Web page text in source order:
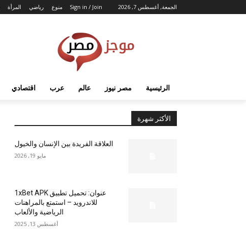
الجمعة, أغسطس 7, 2026 Sign in / Join المرأة رياضي منوع
الرئيسية مصر نيوز عالم عرب اقتصادي
الأكثر شهرة
العلاقة الفريدة بين الإنسان والخيول
مايو 19, 2026
عنوان: تحميل تطبيق 1xBet APK
للاندرويد – استمتع بالمراهنات
الرياضية والألعاب
أغسطس 13, 2025